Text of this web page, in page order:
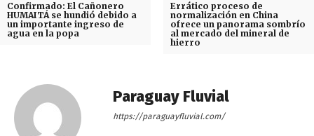
Confirmado: El Cañonero
HUMAITÁ se hundió debido a
un importante ingreso de
agua en la popa
Errático proceso de
normalización en China
ofrece un panorama sombrío
al mercado del mineral de
hierro
Paraguay Fluvial
https://paraguayfluvial.com/